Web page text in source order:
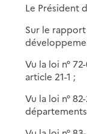
Le Président
Sur le
Vu la loi n°
article 21-1 ;
Vu la loi n°